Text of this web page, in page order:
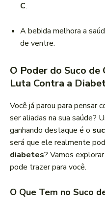
C.
A bebida melhora a
de ventre.
O Poder do Suco de
Luta Contra a
Você já parou para pensar
ser aliadas na sua saúde?
ganhando destaque é o
será que ele realmente
diabetes? Vamos
pode trazer para você.
O Que Tem no Suco